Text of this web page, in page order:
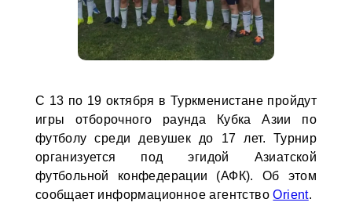
С 13 по 19 октября в Туркменистане пройдут
игры отборочного раунда Кубка Азии по
футболу среди девушек до 17 лет. Турнир
организуется под эгидой Азиатской
футбольной конфедерации (АФК). Об этом
сообщает информационное агентствоOrient.